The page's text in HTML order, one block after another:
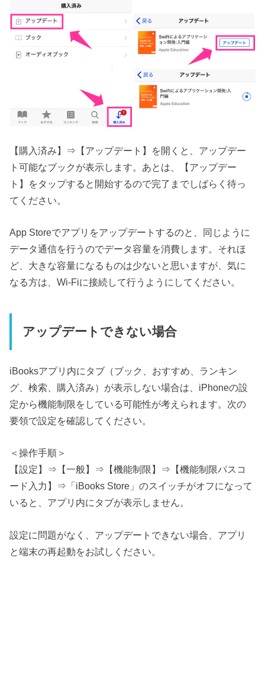
【購入済み】⇒【アップデート】を開くと、アップデー
ト可能なブックが表示します。あとは、【アップデー
ト】をタップすると開始するので完了までしばらく待っ
てください。
App Storeでアプリをアップデートするのと、同じように
データ通信を行うのでデータ容量を消費します。それほ
ど、大きな容量になるものは少ないと思いますが、気に
なる方は、Wi-Fiに接続して行うようにしてください。
アップデートできない場合
iBooksアプリ内にタブ（ブック、おすすめ、ランキン
グ、検索、購入済み）が表示しない場合は、iPhoneの設
定から機能制限をしている可能性が考えられます。次の
要領で設定を確認してください。
＜操作手順＞
【設定】⇒【一般】⇒【機能制限】⇒【機能制限パスコ
ード入力】⇒「iBooks Store」のスイッチがオフになって
いると、アプリ内にタブが表示しません。
設定に問題がなく、アップデートできない場合、アプリ
と端末の再起動をお試しください。